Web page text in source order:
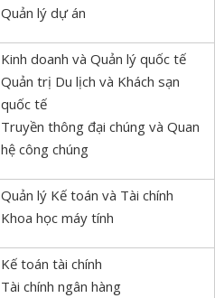
Quản lý dự án
Kinh doanh và Quản lý quốc tế
Quản trị Du lịch và Khách sạn
quốc tế
Truyền thông đại chúng và Quan
hệ công chúng
Quản lý Kế toán và Tài chính
Khoa học máy tính
Kế toán tài chính
Tài chính ngân hàng